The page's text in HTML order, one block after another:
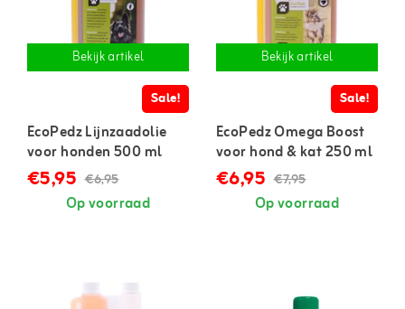
Bekijk artikel
Sale!
EcoPedz Lijnzaadolie
voor honden 500 ml
€5,95 €6,95
Op voorraad
Bekijk artikel
Sale!
EcoPedz Omega Boost
voor hond & kat 250 ml
€6,95 €7,95
Op voorraad